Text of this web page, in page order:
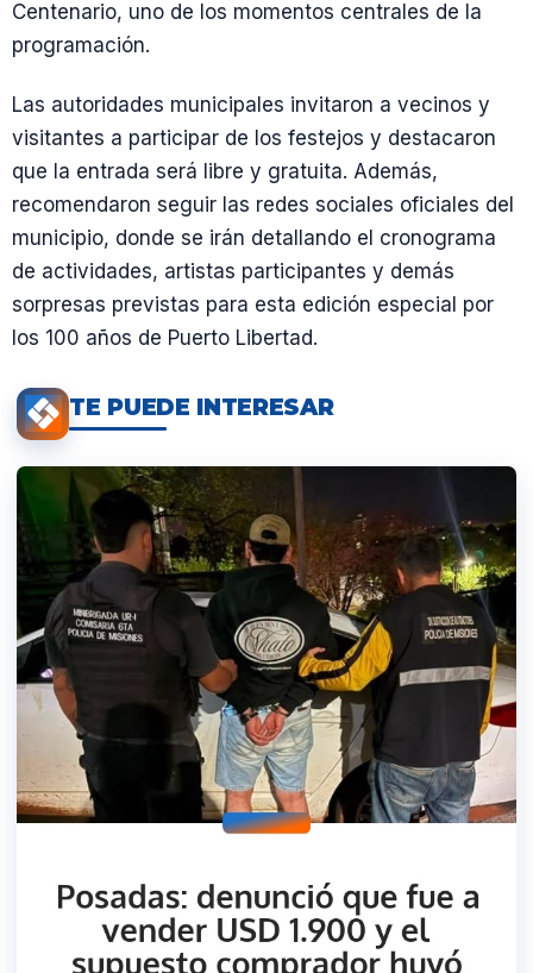
Centenario, uno de los momentos centrales de la
programación.
Las autoridades municipales invitaron a vecinos y
visitantes a participar de los festejos y destacaron
que la entrada será libre y gratuita. Además,
recomendaron seguir las redes sociales oficiales del
municipio, donde se irán detallando el cronograma
de actividades, artistas participantes y demás
sorpresas previstas para esta edición especial por
los 100 años de Puerto Libertad.
TE PUEDE INTERESAR